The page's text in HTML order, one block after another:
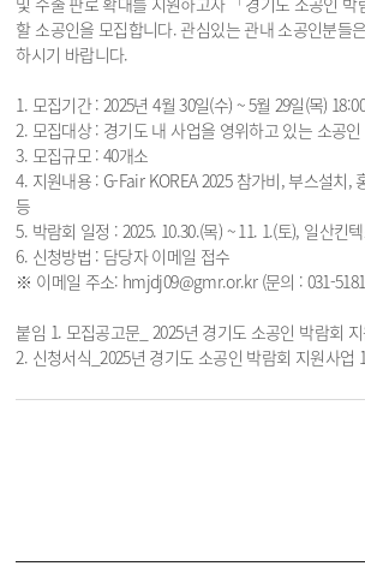
할 소공인을 모집합니다. 관심있는 관내 소공인분들
하시기 바랍니다.
1. 모집기간 : 2025년 4월 30일(수) ~ 5월 29일(목) 18:00
2. 모집대상 : 경기도 내 사업을 영위하고 있는 소공인
3. 모집규모 : 40개소
4. 지원내용 : G-Fair KOREA 2025 참가비, 부스설치,
등
5. 박람회 일정 : 2025. 10.30.(목) ~ 11. 1.(토), 일산킨
6. 신청방법 : 담당자 이메일 접수
※ 이메일 주소: hmjdj09@gmr.or.kr (문의 : 031-
붙임 1. 모집공고문_ 2025년 경기도 소공인 박람회
2. 신청서식_2025년 경기도 소공인 박람회 지원사업